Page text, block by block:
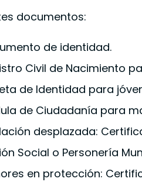
documentos:
de identidad.
Civil de Nacimiento
de Identidad para
de Ciudadanía para
desplazada:
Social o Personería
en protección: